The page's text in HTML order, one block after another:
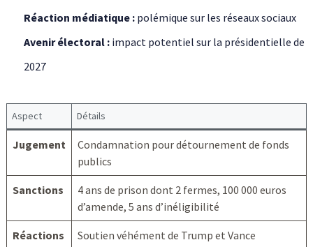
Réaction médiatique :polémique sur les réseaux sociaux
Avenir électoral :impact potentiel sur la présidentielle de
2027
Aspect Détails
Jugement
Condamnation pour détournement de fonds
publics
Sanctions
4 ans de prison dont 2 fermes, 100 000 euros
d’amende, 5 ans d’inéligibilité
Réactions Soutien véhément de Trump et Vance